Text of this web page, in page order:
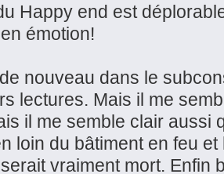
Happy end est
émotion!
nouveau dans le
lectures. Mais il me
il me semble clair aussi
loin du bâtiment en feu
vraiment mort. Enfin